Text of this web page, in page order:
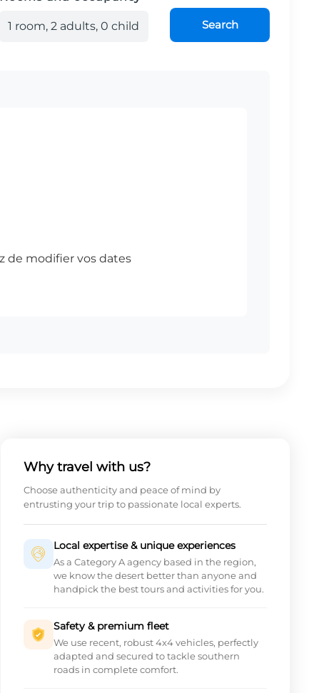
1 room, 2 adults, 0 child Search
Why travel with us?
Choose authenticity and peace of mind by
entrusting your trip to passionate local experts.
Local expertise & unique experiences
As a Category A agency based in the region,
we know the desert better than anyone and
handpick the best tours and activities for you.
Safety & premium fleet
We use recent, robust 4x4 vehicles, perfectly
adapted and secured to tackle southern
roads in complete comfort.